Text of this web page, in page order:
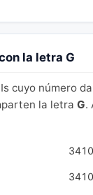
la letra G
cuyo número
la letra G.